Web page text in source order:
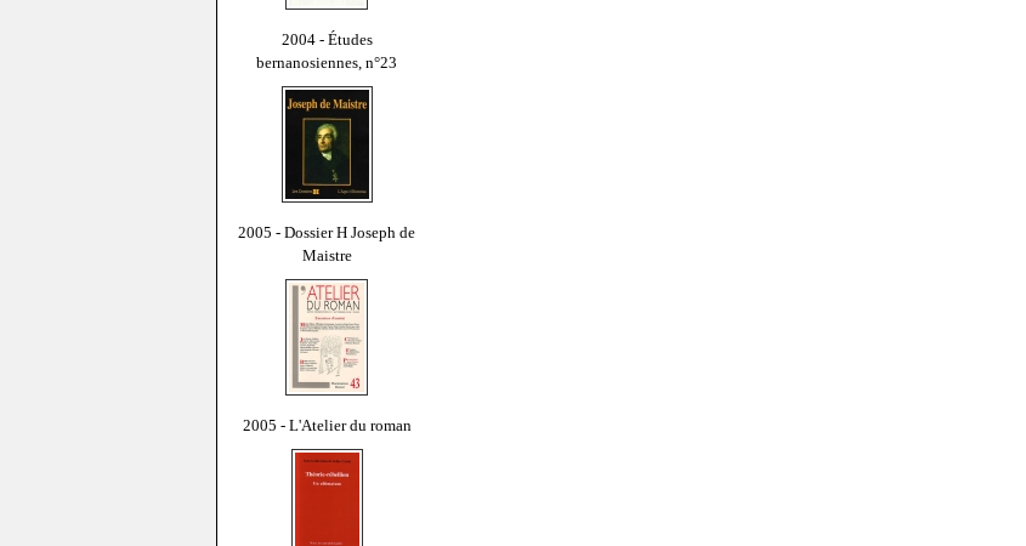
2004 - Études
bernanosiennes, n°23
2005 - Dossier H Joseph de
Maistre
2005 - L'Atelier du roman